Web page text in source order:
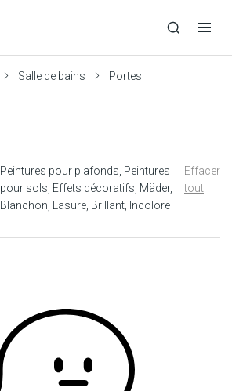
Salle de bains Portes
Peintures pour plafonds Peintures
pour sols Effets décoratifs Mäder
Blanchon
Lasure Brillant Incolore
Effacer
tout